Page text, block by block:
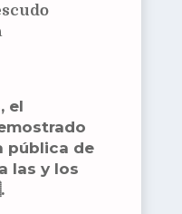
el
pública de
las y los